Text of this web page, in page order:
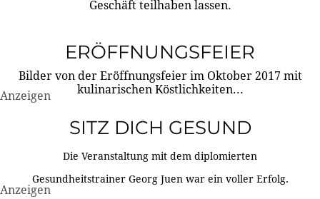
Geschäft teilhaben lassen.
ERÖFFNUNGSFEIER
Bilder von der Eröffnungsfeier im Oktober 2017 mit
kulinarischen Köstlichkeiten...
Anzeigen
SITZ DICH GESUND
Die Veranstaltung mit dem diplomierten
Gesundheitstrainer Georg Juen war ein voller Erfolg.
Anzeigen